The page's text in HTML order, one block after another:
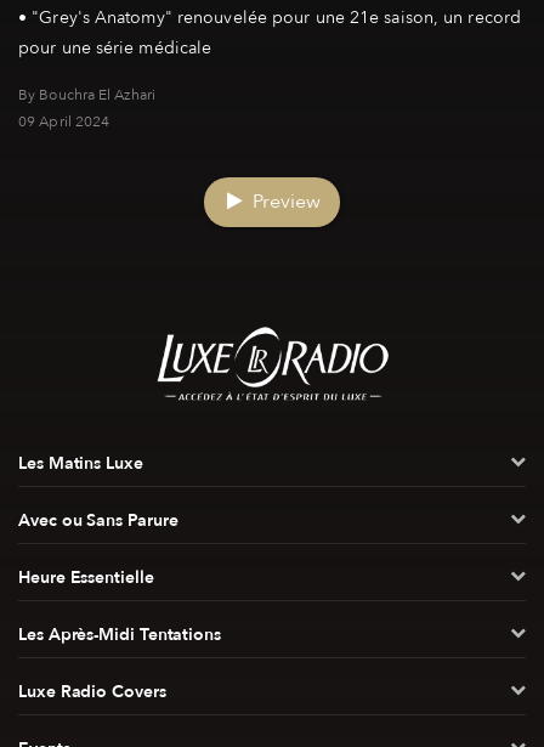
• "Grey's Anatomy" renouvelée pour une 21e saison, un record
By Bouchra El Azhari
09 April 2024
Preview
Les Matins Luxe
Avec ou Sans Parure
Heure Essentielle
Les Après-Midi Tentations
Luxe Radio Covers